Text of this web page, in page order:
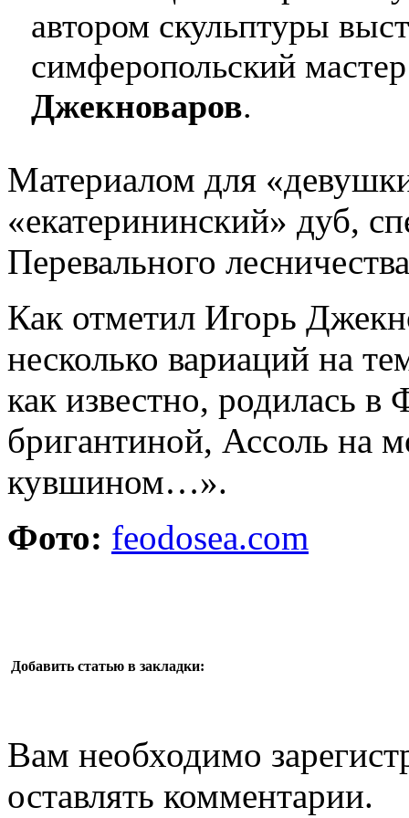
автором скульптуры
симферопольский
Джекноваров.
Материалом для
«екатерининский» дуб,
Перевального
Как отметил Игорь
несколько вариаций на
как известно, родилась
бригантиной, Ассоль на
кувшином…».
Фото: feodosea.com
Добавить статью в закладки:
Вам необходимо
оставлять комментарии.